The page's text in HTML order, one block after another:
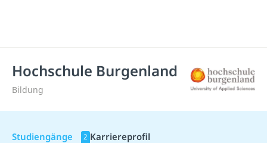
Hochschule Burgenland
Bildung
Studiengänge 2 Karriereprofil